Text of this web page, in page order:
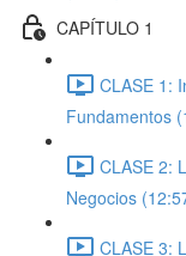
CAPÍTULO 1
CLASE 1:
Fundamentos
CLASE 2:
Negocios
CLASE 3: